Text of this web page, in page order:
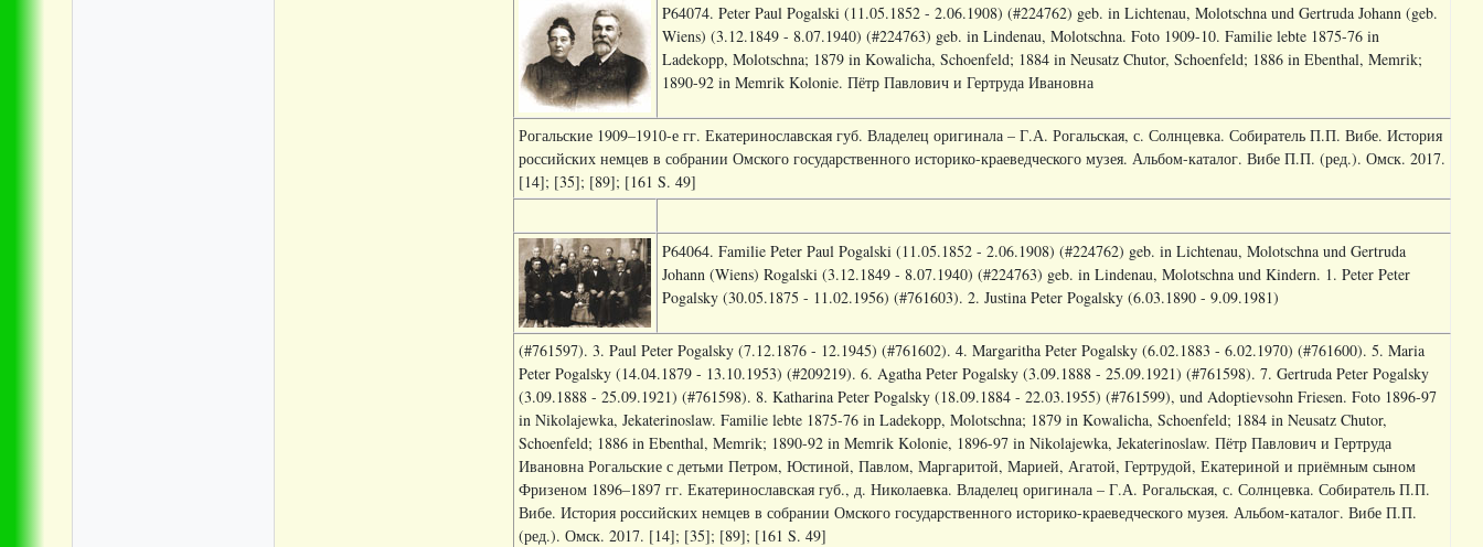
P64074. Peter Paul Pogalski (11.05.1852 - 2.06.1908) (#224762) geb. in Lichtenau, Molotschna und Gertruda Johann (geb.
Wiens) (3.12.1849 - 8.07.1940) (#224763) geb. in Lindenau, Molotschna. Foto 1909-10. Familie lebte 1875-76 in
Ladekopp, Molotschna; 1879 in Kowalicha, Schoenfeld; 1884 in Neusatz Chutor, Schoenfeld; 1886 in Ebenthal, Memrik;
1890-92 in Memrik Kolonie. Пётр Павлович и Гертруда Ивановна
Рогальские 1909–1910-е гг. Екатеринославская губ. Владелец оригинала – Г.А. Рогальская, с. Солнцевка. Собиратель П.П. Вибе. История
российских немцев в собрании Омского государственного историко-краеведческого музея. Альбом-каталог. Вибе П.П. (ред.). Омск. 2017.
[14]; [35]; [89]; [161 S. 49]
P64064. Familie Peter Paul Pogalski (11.05.1852 - 2.06.1908) (#224762) geb. in Lichtenau, Molotschna und Gertruda
Johann (Wiens) Rogalski (3.12.1849 - 8.07.1940) (#224763) geb. in Lindenau, Molotschna und Kindern. 1. Peter Peter
Pogalsky (30.05.1875 - 11.02.1956) (#761603). 2. Justina Peter Pogalsky (6.03.1890 - 9.09.1981)
(#761597). 3. Paul Peter Pogalsky (7.12.1876 - 12.1945) (#761602). 4. Margaritha Peter Pogalsky (6.02.1883 - 6.02.1970) (#761600). 5. Maria
Peter Pogalsky (14.04.1879 - 13.10.1953) (#209219). 6. Agatha Peter Pogalsky (3.09.1888 - 25.09.1921) (#761598). 7. Gertruda Peter Pogalsky
(3.09.1888 - 25.09.1921) (#761598). 8. Katharina Peter Pogalsky (18.09.1884 - 22.03.1955) (#761599), und Adoptievsohn Friesen. Foto 1896-97
in Nikolajewka, Jekaterinoslaw. Familie lebte 1875-76 in Ladekopp, Molotschna; 1879 in Kowalicha, Schoenfeld; 1884 in Neusatz Chutor,
Schoenfeld; 1886 in Ebenthal, Memrik; 1890-92 in Memrik Kolonie, 1896-97 in Nikolajewka, Jekaterinoslaw. Пётр Павлович и Гертруда
Ивановна Рогальские с детьми Петром, Юстиной, Павлом, Маргаритой, Марией, Агатой, Гертрудой, Екатериной и приёмным сыном
Фризеном 1896–1897 гг. Екатеринославская губ., д. Николаевка. Владелец оригинала – Г.А. Рогальская, с. Солнцевка. Собиратель П.П.
Вибе. История российских немцев в собрании Омского государственного историко-краеведческого музея. Альбом-каталог. Вибе П.П.
(ред.). Омск. 2017. [14]; [35]; [89]; [161 S. 49]